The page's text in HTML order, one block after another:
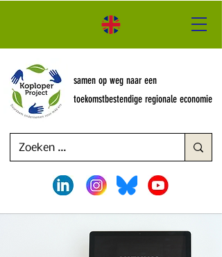
samen op weg naar een
toekomstbestendige regionale economie